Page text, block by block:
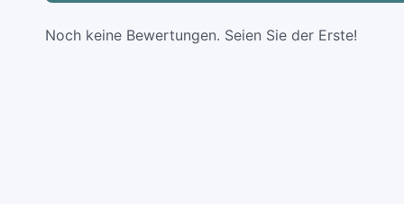
Noch keine Bewertungen. Seien Sie der Erste!